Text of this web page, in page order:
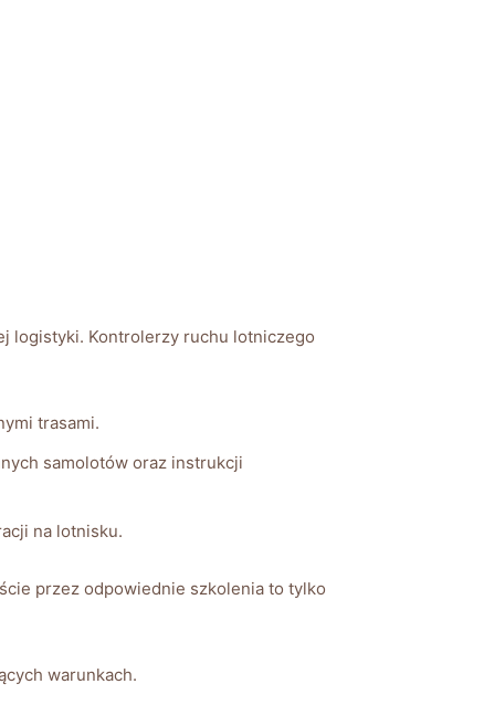
logistyki. Kontrolerzy ruchu lotniczego
trasami.
samolotów oraz instrukcji
na lotnisku.
przez odpowiednie szkolenia to tylko
warunkach.